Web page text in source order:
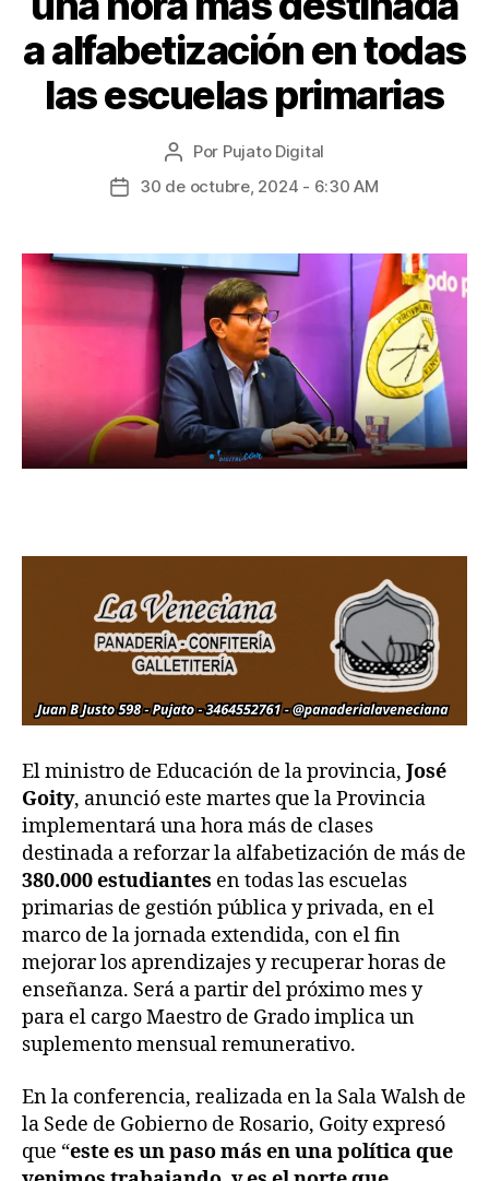
a alfabetización en todas
las escuelas primarias
Por Pujato Digital
30 de octubre, 2024 - 6:30 AM
El ministro de Educación de la provincia, José
Goity, anunció este martes que la Provincia
implementará una hora más de clases
destinada a reforzar la alfabetización de más de
380.000 estudiantes en todas las escuelas
primarias de gestión pública y privada, en el
marco de la jornada extendida, con el fin
mejorar los aprendizajes y recuperar horas de
enseñanza. Será a partir del próximo mes y
para el cargo Maestro de Grado implica un
suplemento mensual remunerativo.
En la conferencia, realizada en la Sala Walsh de
la Sede de Gobierno de Rosario, Goity expresó
que “este es un paso más en una política que